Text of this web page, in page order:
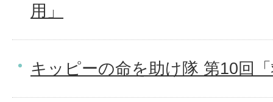
用」
キッピーの命を助け隊 第10回